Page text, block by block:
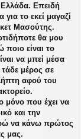
Επειδή
το εκεί μαγαζί
Μασούτης.
θα μου
ποιο είναι το
να μπεί μέσα
τάδε μέρος σε
αφού του
μόνο που έχει να
και την
να κάνω πρώτος
μας.